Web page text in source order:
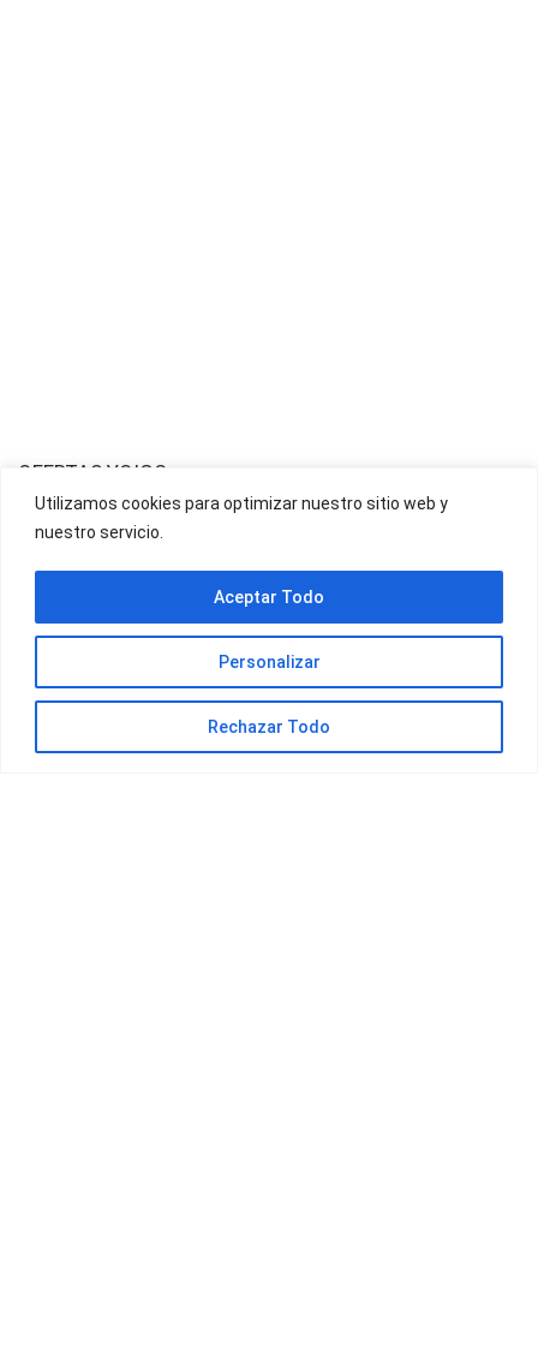
Utilizamos cookies para optimizar nuestro sitio web y
nuestro servicio.
Personalizar
Rechazar Todo
Aceptar Todo
OFERTAS YOIGO